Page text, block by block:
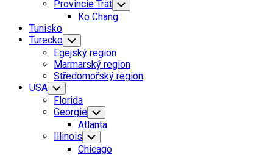
Provincie Trat Toggle
Child
Menu
Ko Chang
Tunisko
Turecko Toggle
Child
Menu
Egejský region
Marmarský region
Středomořský region
USA Toggle
Child
Menu
Florida
Georgie Toggle
Child
Menu
Atlanta
Illinois Toggle
Child
Chicago